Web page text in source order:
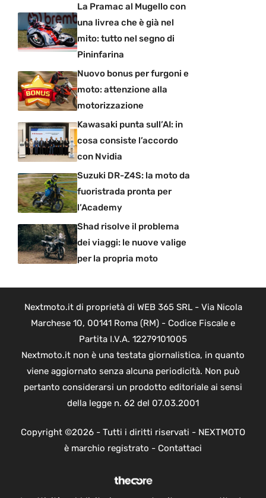
La Pramac al Mugello con
una livrea che è già nel
mito: tutto nel segno di
Pininfarina
Nuovo bonus per furgoni e
moto: attenzione alla
motorizzazione
Kawasaki punta sull’AI: in
cosa consiste l’accordo
con Nvidia
Suzuki DR-Z4S: la moto da
fuoristrada pronta per
l’Academy
Shad risolve il problema
dei viaggi: le nuove valige
per la propria moto
Nextmoto.it di proprietà di WEB 365 SRL - Via Nicola
Marchese 10, 00141 Roma (RM) - Codice Fiscale e
Partita I.V.A. 12279101005
Nextmoto.it non è una testata giornalistica, in quanto
viene aggiornato senza alcuna periodicità. Non può
pertanto considerarsi un prodotto editoriale ai sensi
della legge n. 62 del 07.03.2001
Copyright ©2026 - Tutti i diritti riservati - NEXTMOTO
è marchio registrato - Contattaci